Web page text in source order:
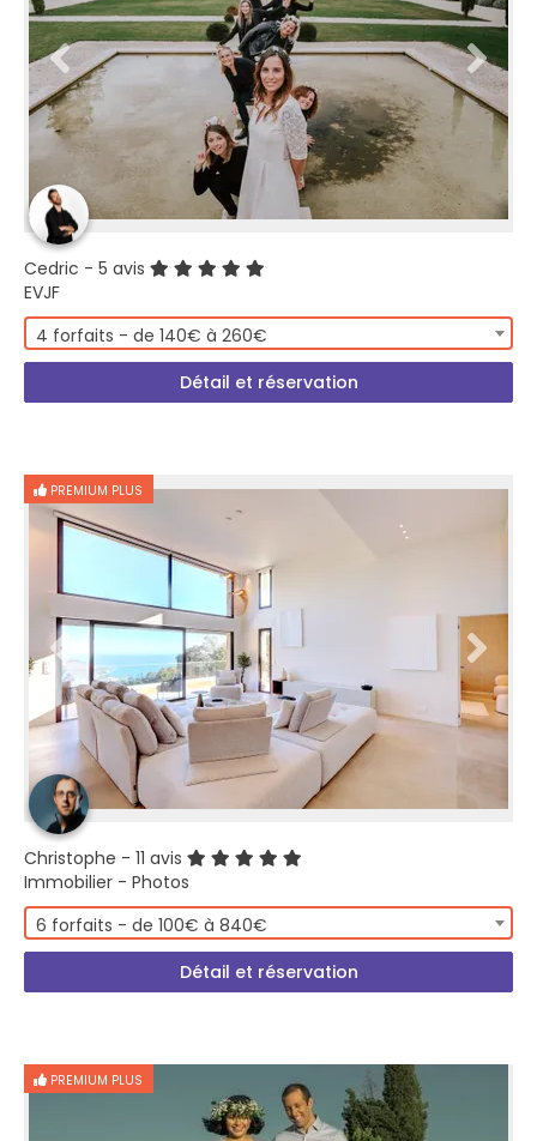
Cedric - 5 avis
EVJF
4 forfaits - de 140€ à 260€
Détail et réservation
PREMIUM PLUS
Christophe - 11 avis
Immobilier - Photos
6 forfaits - de 100€ à 840€
Détail et réservation
PREMIUM PLUS